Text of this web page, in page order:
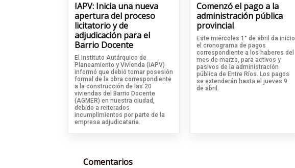
IAPV: Inicia una nueva
apertura del proceso
licitatorio y de
adjudicación para el
Barrio Docente
El Instituto Autárquico de
Planeamiento y Vivienda (IAPV)
informó que debió tomar posesión
formal de la obra correspondiente
a la construcción de las 20
viviendas del Barrio Docente
(AGMER) en nuestra ciudad,
debido a reiterados
incumplimientos por parte de la
empresa adjudicataria.
Comenzó el pago a la
administración pública
provincial
Este miércoles 1° de abril da inicio
el cronograma de pagos
correspondiente a los haberes del
mes de marzo, para activos y
pasivos de la administración
pública de Entre Ríos. Los pagos
se extenderán hasta el jueves 9
de abril.
Comentarios